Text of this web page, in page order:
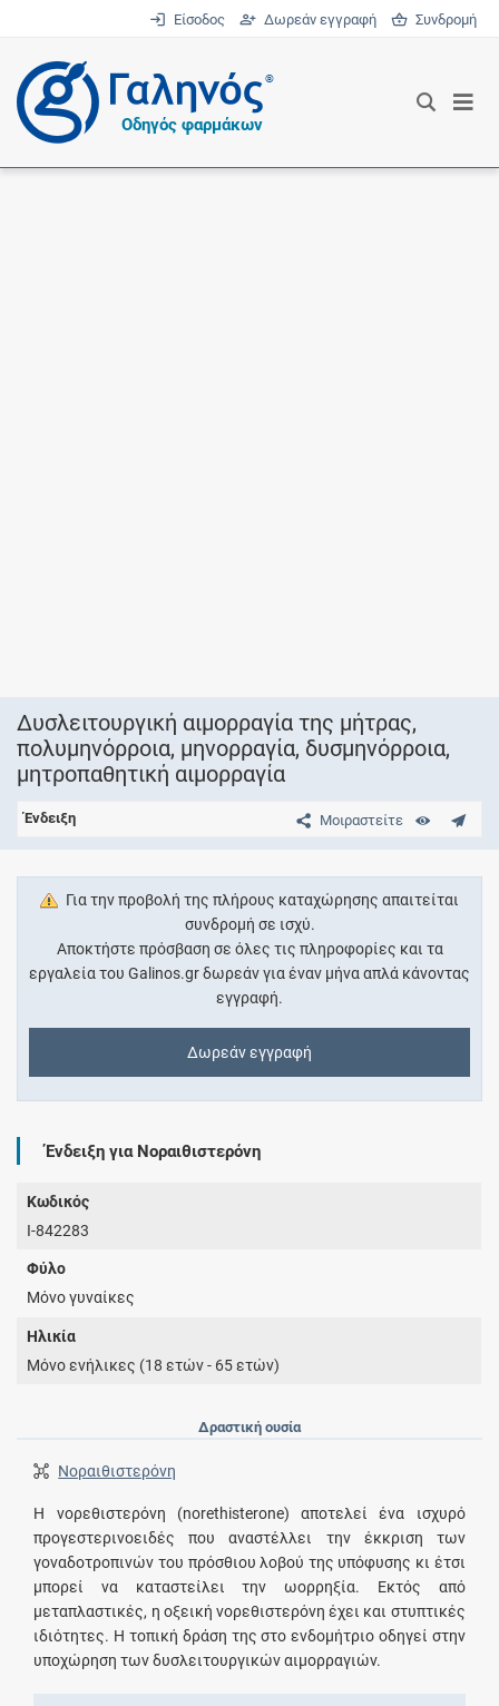
Είσοδος Δωρεάν εγγραφή Συνδρομή
®
Οδηγός φαρμάκων
Δυσλειτουργική αιμορραγία της μήτρας,
πολυμηνόρροια, μηνορραγία, δυσμηνόρροια,
μητροπαθητική αιμορραγία
Μοιραστείτε
Ένδειξη
Για την προβολή της πλήρους καταχώρησης απαιτείται
συνδρομή σε ισχύ.
Αποκτήστε πρόσβαση σε όλες τις πληροφορίες και τα
εργαλεία του Galinos.gr δωρεάν για έναν μήνα απλά κάνοντας
εγγραφή.
Δωρεάν εγγραφή
Ένδειξη για Νοραιθιστερόνη
Κωδικός
I-842283
Φύλο
Μόνο γυναίκες
Ηλικία
Μόνο ενήλικες (18 ετών - 65 ετών)
Δραστική ουσία
Νοραιθιστερόνη
Η νορεθιστερόνη (norethisterone) αποτελεί ένα ισχυρό
προγεστερινοειδές που αναστέλλει την έκκριση των
γοναδοτροπινών του πρόσθιου λοβού της υπόφυσης κι έτσι
μπορεί να καταστείλει την ωορρηξία. Εκτός από
μεταπλαστικές, η οξεική νορεθιστερόνη έχει και στυπτικές
ιδιότητες. Η τοπική δράση της στο ενδομήτριο οδηγεί στην
υποχώρηση των δυσλειτουργικών αιμορραγιών.